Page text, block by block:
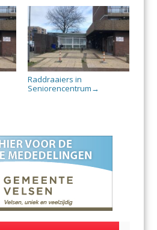
Raddraaiers in
Seniorencentrum →